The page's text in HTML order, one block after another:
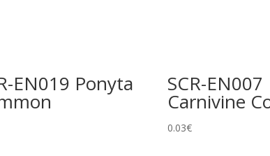
EN019 Ponyta SCR-EN007
Carnivine
0.03€